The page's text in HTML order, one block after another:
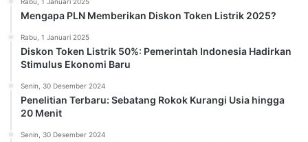
Mengapa PLN Memberikan Diskon Token Listrik 2025?
Rabu, 1 Januari 2025
Diskon Token Listrik 50%: Pemerintah Indonesia Hadirkan
Stimulus Ekonomi Baru
Senin, 30 Desember 2024
Penelitian Terbaru: Sebatang Rokok Kurangi Usia hingga
20 Menit
Senin, 30 Desember 2024